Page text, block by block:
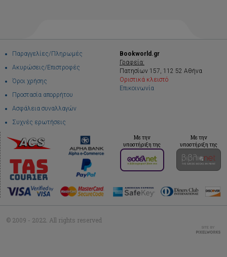
Παραγγελίες/Πληρωμές
Ακυρώσεις/Επιστροφές
Όροι χρήσης
Προστασία απορρήτου
Ασφάλεια συναλλαγών
Συχνές ερωτήσεις
Bookworld.gr
Γραφεία:
Πατησίων 157, 112 52 Αθήνα
Οριστικά κλειστό
Επικοινωνία
Με την
υποστήριξη της
Με την
υποστήριξη της
© 2009 - 2022. All rights reserved